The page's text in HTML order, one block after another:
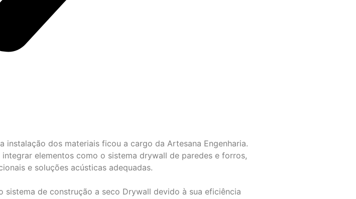
instalação dos materiais ficou a cargo da Artesana Engenharia.
elementos como o sistema drywall de paredes e forros,
e soluções acústicas adequadas.
sistema de construção a seco Drywall devido à sua eficiência